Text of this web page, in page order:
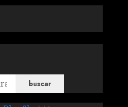
buscar